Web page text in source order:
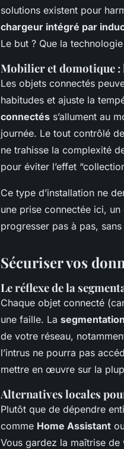
solutions existent pour
chargeur intégré par
Le but ? Que la
Mobilier et domotique :
Les objets connectés
habitudes et ajuste la
connectés s’allument au
journée. Le tout contrôlé
ne trahisse la complexité
pour éviter l’effet
Ce type d’installation ne
une prise connectée ici,
progresser pas à pas,
Sécuriser vos
Le réflexe de la
Chaque objet connecté
une faille. La
de votre réseau,
l’intrus ne pourra pas
mettre en œuvre sur la
Alternatives locales
Plutôt que de dépendre
comme Home Assistant
Vous gardez la maîtrise